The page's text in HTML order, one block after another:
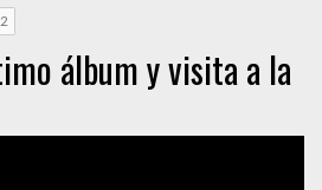
álbum y visita a la